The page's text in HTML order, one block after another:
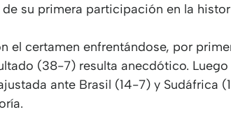
de su primera participación en la
el certamen enfrentándose, por
(38-7) resulta anecdótico.
ante Brasil (14-7) y Sudáfrica